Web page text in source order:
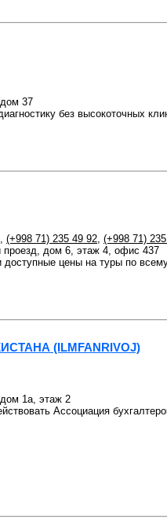
37
без высокоточных
, (+998 71) 235 49 92, (+998 71)
проезд, дом 6, этаж 4, офис 437
цены на туры по
(ILMFANRIVOJ)
1а, этаж 2
Ассоциация